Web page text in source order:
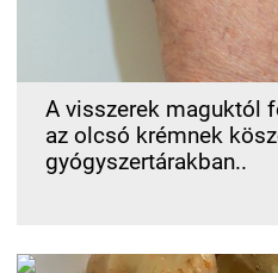
A visszerek maguktól
az olcsó krémnek
gyógyszertárakban..